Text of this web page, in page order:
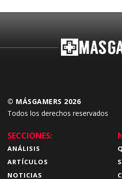
© MÁSGAMERS 2026
Todos los derechos reservados
SECCIONES:
ANÁLISIS
ARTÍCULOS
NOTICIAS